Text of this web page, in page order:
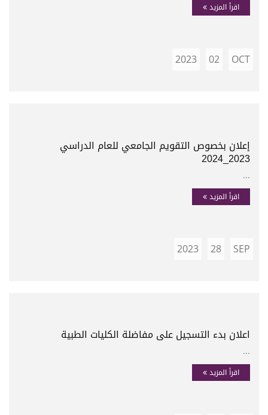
اقرأ المزيد
OCT
02
2023
إعلان بخصوص التقويم الجامعي للعام الدراسي
2023_2024
...
اقرأ المزيد
SEP
28
2023
اعلان بدء التسجيل على مفاضلة الكليات الطبية
...
اقرأ المزيد